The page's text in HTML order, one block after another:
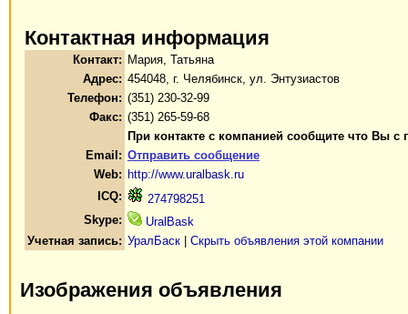
Контактная информация
Контакт: Мария, Татьяна
Адрес: 454048, г. Челябинск, ул. Энтузиастов
Телефон: (351) 230-32-99
Факс: (351) 265-59-68
При контакте с компанией сообщите что Вы с
Email: Отправить сообщение
Web: http://www.uralbask.ru
ICQ:
274798251
Skype:
UralBask
Учетная запись: УралБаск | Скрыть объявления этой компании
Изображения объявления